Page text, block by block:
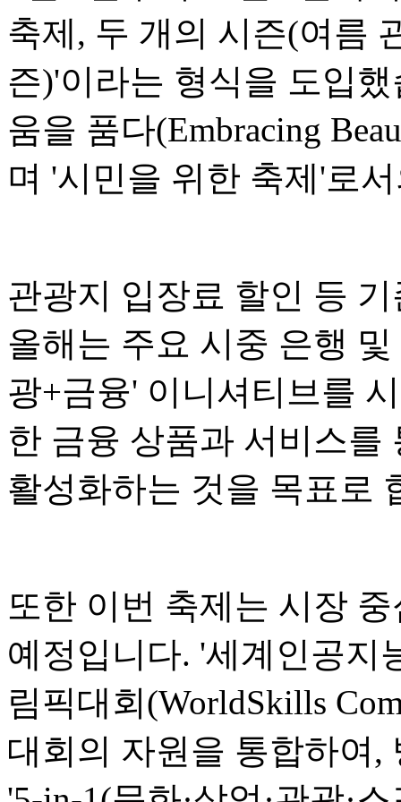
축제, 두 개의 시즌(여름
즌)'이라는 형식을 도입
움을 품다(Embracing
며 '시민을 위한 축제'로
관광지 입장료 할인 등
올해는 주요 시중 은행
광+금융' 이니셔티브를
한 금융 상품과 서비스를
활성화하는 것을 목표로
또한 이번 축제는 시장
예정입니다. '세계인공지
림픽대회(WorldSkills
대회의 자원을 통합하여,